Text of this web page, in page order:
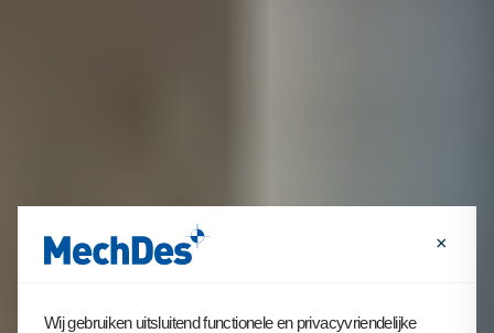
×
Wij gebruiken uitsluitend functionele en privacyvriendelijke